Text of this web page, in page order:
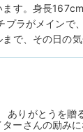
ます。身長
プラがメインで
で、その日の気
ありがとうを贈
ターさんの励み